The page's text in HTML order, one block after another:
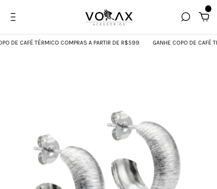
DE CAFÉ TÉRMICO COMPRAS A PARTIR DE R$599 GANHE COPO DE CAFÉ